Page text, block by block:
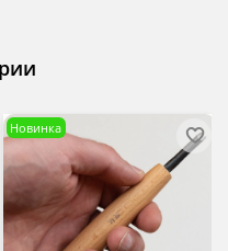
Новинка